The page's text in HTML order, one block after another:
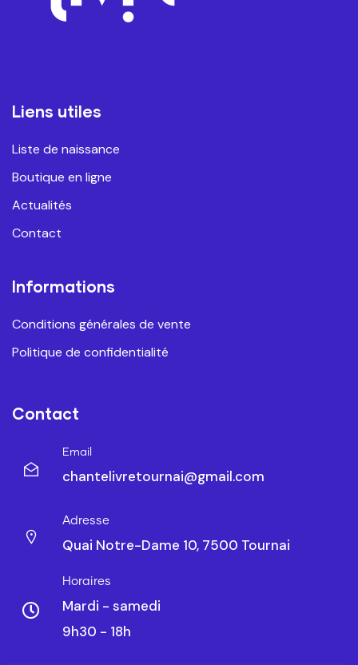
Liens utiles
Liste de naissance
Boutique en ligne
Actualités
Contact
Informations
Conditions générales de vente
Politique de confidentialité
Contact
Email
chantelivretournai@gmail.com
Adresse
Quai Notre-Dame 10, 7500 Tournai
Horaires
Mardi - samedi
9h30 - 18h